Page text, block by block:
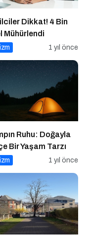
Dikkat! 4 Bin
Mühürlendi
1 yıl önce
Ruhu: Doğayla
Bir Yaşam Tarzı
1 yıl önce